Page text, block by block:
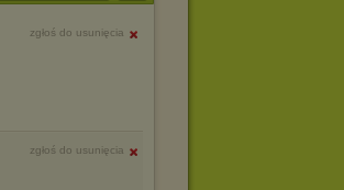
zgłoś do usunięcia
zgłoś do usunięcia